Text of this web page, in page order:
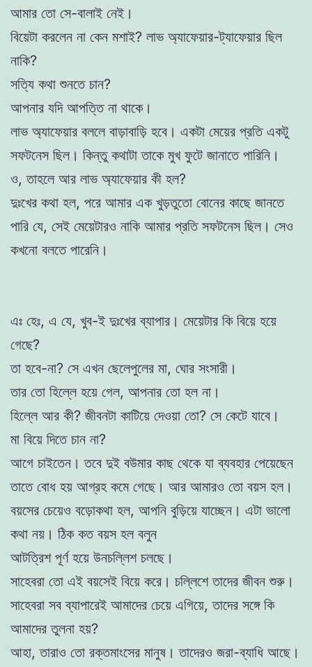
আমার তো সে-বালাই নেই।
বিয়েটা করলেন না কেন মশাই? লাভ অ্যাফেয়ার-ট্যাফেয়ার ছিল
নাকি?
সত্যি কথা শুনতে চান?
আপনার যদি আপত্তি না থাকে।
লাভ অ্যাফেয়ার বললে বাড়াবাড়ি হবে। একটা মেয়ের প্রতি একটু
সফটনেস ছিল। কিন্তু কথাটা তাকে মুখ ফুটে জানাতে পারিনি।
ও, তাহলে আর লাভ অ্যাফেয়ার কী হল?
দুঃখের কথা হল, পরে আমার এক খুড়তুতো বোনের কাছে জানতে
পারি যে, সেই মেয়েটারও নাকি আমার প্রতি সফটনেস ছিল। সেও
কখনো বলতে পারেনি।
এঃ হেঃ, এ যে, খুব-ই দুঃখের ব্যাপার। মেয়েটার কি বিয়ে হয়ে
গেছে?
তা হবে-না? সে এখন ছেলেপুলের মা, ঘোর সংসারী।
তার তো হিল্লে হয়ে গেল, আপনার তো হল না।
হিল্লে আর কী? জীবনটা কাটিয়ে দেওয়া তো? সে কেটে যাবে।
মা বিয়ে দিতে চান না?
আগে চাইতেন। তবে দুই বউমার কাছ থেকে যা ব্যবহার পেয়েছেন
তাতে বোধ হয় আগ্রহ কমে গেছে। আর আমারও তো বয়স হল।
বয়সের চেয়েও বড়োকথা হল, আপনি বুড়িয়ে যাচ্ছেন। এটা ভালো
কথা নয়। ঠিক কত বয়স হল বলুন
আটত্রিশ পূর্ণ হয়ে উনচল্লিশ চলছে।
সাহেবরা তো এই বয়সেই বিয়ে করে। চল্লিশে তাদের জীবন শুরু।
সাহেবরা সব ব্যাপারেই আমাদের চেয়ে এগিয়ে, তাদের সঙ্গে কি
আমাদের তুলনা হয়?
আহা, তারাও তো রক্তমাংসের মানুষ। তাদেরও জরা-ব্যাধি আছে।